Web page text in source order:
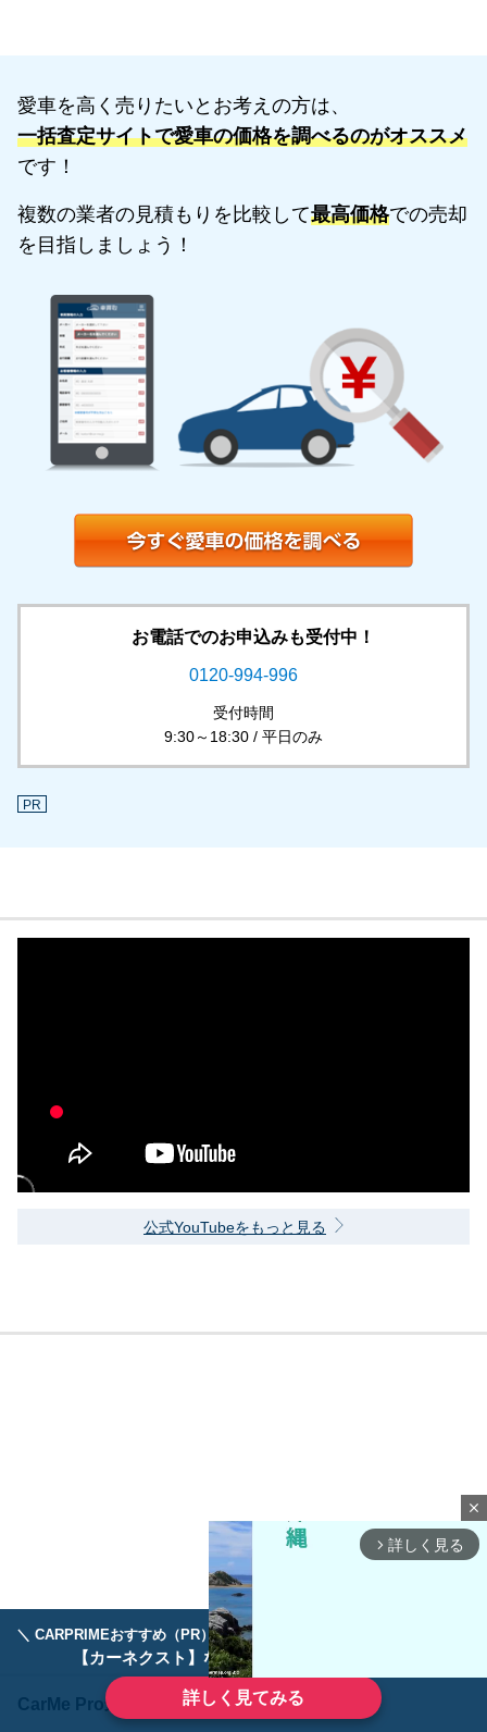
＼ CARPRIMEおすすめ（PR） ／ディーラーで手放すのはもったいない！
【カーネクスト】ならどんなクルマも高価買取
詳しく見てみる
愛車を高く売りたいとお考えの方は、
一括査定サイトで愛車の価格を調べるのがオススメ
です！
複数の業者の見積もりを比較して最高価格での売却
を目指しましょう！
お電話でのお申込みも受付中！
0120-994-996
受付時間
9:30～18:30 / 平日のみ
PR
公式YouTubeをもっと見る
CarMe Pro最新記事
close
arrow_forward_ios 詳しく見る